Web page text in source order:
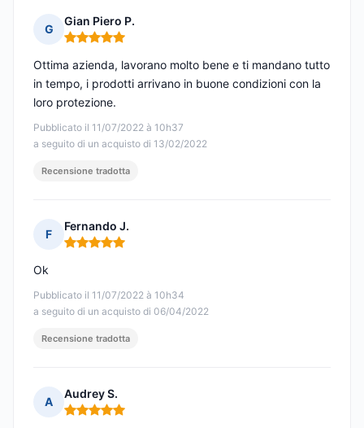
G
Gian Piero P.
Nota: 5 su 5
Pubblicato il 11/07/2022 à 10h37
a seguito di un acquisto di 13/02/2022
Ottima azienda, lavorano molto bene e ti mandano tutto
in tempo, i prodotti arrivano in buone condizioni con la
loro protezione.
Recensione tradotta
F
Fernando J.
Nota: 5 su 5
Pubblicato il 11/07/2022 à 10h34
a seguito di un acquisto di 06/04/2022
Ok
Recensione tradotta
A
Audrey S.
Nota: 5 su 5